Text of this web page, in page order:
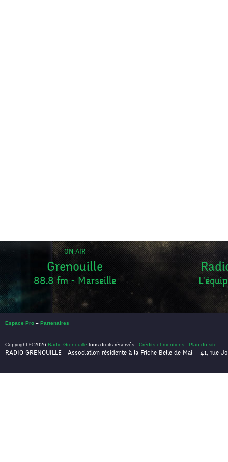
ON AIR
Grenouille
88.8 fm - Marseille
Espace Pro – Partenaires
Copyright © 2026 Radio Grenouille tous droits réservés - Crédits et mentions - Plan du site
RADIO GRENOUILLE - Association résidente à la Friche Belle de Mai – 41, rue